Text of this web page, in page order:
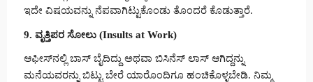
ಇದೇ ವಿಷಯವನ್ನು ನೆಪವಾಗಿಟ್ಟುಕೊಂಡು ತೊಂದರೆ ಕೊಡುತ್ತಾರೆ.
9. ವೃತ್ತಿಪರ ಸೋಲು (Insults at Work)
ಆಫೀಸ್‌ನಲ್ಲಿ ಬಾಸ್ ಬೈದಿದ್ದು ಅಥವಾ ಬಿಸಿನೆಸ್ ಲಾಸ್ ಆಗಿದ್ದನ್ನು
ಮನೆಯವರನ್ನು ಬಿಟ್ಟು ಬೇರೆ ಯಾರೊಂದಿಗೂ ಹಂಚಿಕೊಳ್ಳಬೇಡಿ. ನಿಮ್ಮ